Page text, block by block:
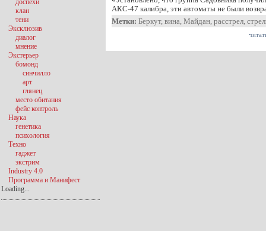
АКС-47 калибра, эти автоматы не были
Метки: Беркут, вина, Майдан, расстрел,
доспехи
клан
тени
Эксклюзив
диалог
мнение
Экстерьер
бомонд
синчилло
арт
глянец
место обитания
фейс контроль
Наука
генетика
психология
Техно
гаджет
экстрим
Industry 4.0
Программа и Манифест
Loading...